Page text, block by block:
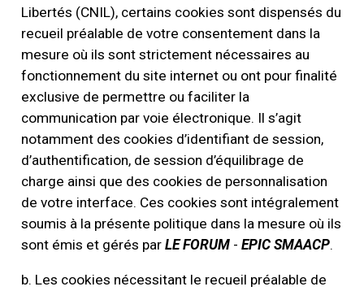
Libertés (CNIL), certains cookies sont dispensés du
recueil préalable de votre consentement dans la
mesure où ils sont strictement nécessaires au
fonctionnement du site internet ou ont pour finalité
exclusive de permettre ou faciliter la
communication par voie électronique. Il s’agit
notamment des cookies d’identifiant de session,
d’authentification, de session d’équilibrage de
charge ainsi que des cookies de personnalisation
de votre interface. Ces cookies sont intégralement
soumis à la présente politique dans la mesure où ils
sont émis et gérés parLE FORUM -EPIC SMAACP.
b. Les cookies nécessitant le recueil préalable de